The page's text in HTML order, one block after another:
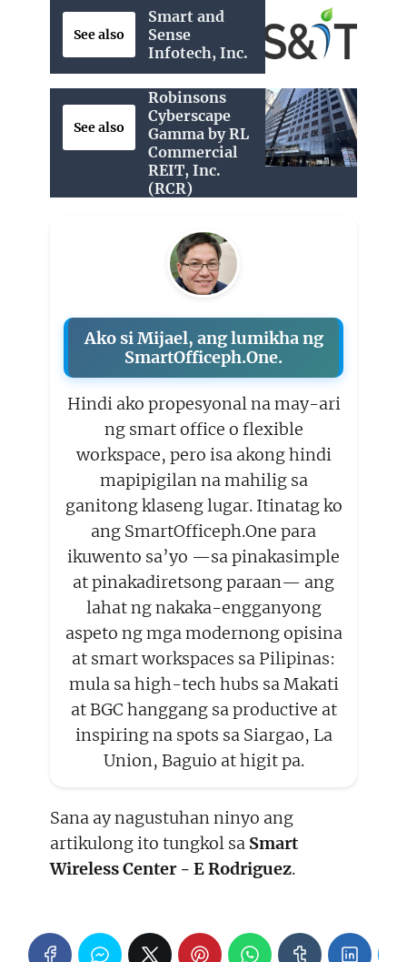
See also
Smart and
Sense
Infotech, Inc.
See also
Robinsons
Cyberscape
Gamma by RL
Commercial
REIT, Inc.
(RCR)
Ako si Mijael, ang lumikha ng
SmartOfficeph.One.
Hindi ako propesyonal na may-ari
ng smart office o flexible
workspace, pero isa akong hindi
mapipigilan na mahilig sa
ganitong klaseng lugar. Itinatag ko
ang SmartOfficeph.One para
ikuwento sa’yo —sa pinakasimple
at pinakadiretsong paraan— ang
lahat ng nakaka-engganyong
aspeto ng mga modernong opisina
at smart workspaces sa Pilipinas:
mula sa high-tech hubs sa Makati
at BGC hanggang sa productive at
inspiring na spots sa Siargao, La
Union, Baguio at higit pa.
Sana ay nagustuhan ninyo ang
artikulong ito tungkol sa Smart
Wireless Center - E Rodriguez.